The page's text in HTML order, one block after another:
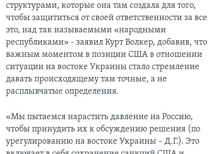
структурами, которые она там создала для того,
чтобы защититься от своей ответственности за все
это, над так называемыми «народными
республиками» - заявил Курт Волкер, добавив, что
важным моментом в позиции США в отношении
ситуации на востоке Украины стало стремление
давать происходящему там точные, а не
расплывчатые определения.
«Мы пытаемся нарастить давление на Россию,
чтобы принудить их к обсуждению решения (по
урегулированию на востоке Украины – Д.Г.). Это